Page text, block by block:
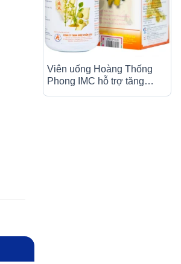
Viên uống Hoàng Thống
Phong IMC hỗ trợ tăng
cường chức năng gan thận